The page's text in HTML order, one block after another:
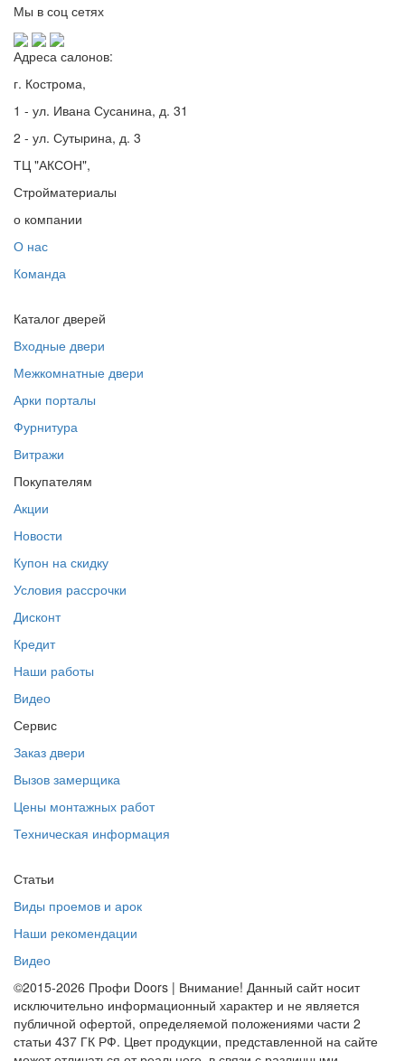
Мы в соц сетях
Адреса салонов:
г. Кострома,
1 - ул. Ивана Сусанина, д. 31
2 - ул. Сутырина, д. 3
ТЦ "АКСОН",
Стройматериалы
о компании
О нас
Команда
Каталог дверей
Входные двери
Межкомнатные двери
Арки порталы
Фурнитура
Витражи
Покупателям
Акции
Новости
Купон на скидку
Условия рассрочки
Дисконт
Кредит
Наши работы
Видео
Сервис
Заказ двери
Вызов замерщика
Цены монтажных работ
Техническая информация
Статьи
Виды проемов и арок
Наши рекомендации
Видео
©2015-2026 Профи Doors | Внимание! Данный сайт носит
исключительно информационный характер и не является
публичной офертой, определяемой положениями части 2
статьи 437 ГК РФ. Цвет продукции, представленной на сайте